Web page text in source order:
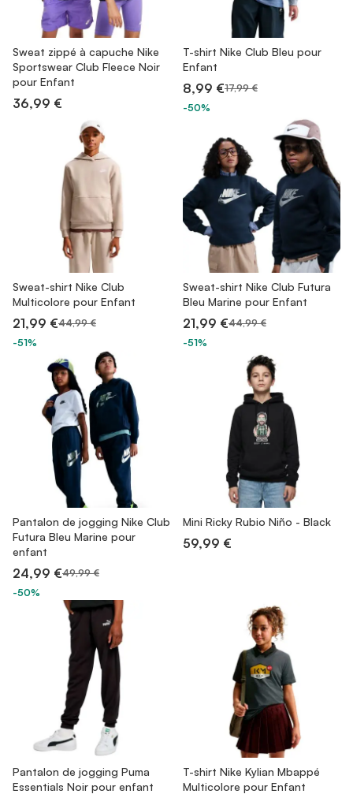
Sweat zippé à capuche Nike
Sportswear Club Fleece Noir
pour Enfant
36,99 €
T-shirt Nike Club Bleu pour
Enfant
8,99 €17,99 €
-50%
Sweat-shirt Nike Club
Multicolore pour Enfant
21,99 €44,99 €
-51%
Sweat-shirt Nike Club Futura
Bleu Marine pour Enfant
21,99 €44,99 €
-51%
Pantalon de jogging Nike Club
Futura Bleu Marine pour
enfant
24,99 €49,99 €
-50%
Mini Ricky Rubio Niño - Black
59,99 €
Pantalon de jogging Puma
Essentials Noir pour enfant
T-shirt Nike Kylian Mbappé
Multicolore pour Enfant